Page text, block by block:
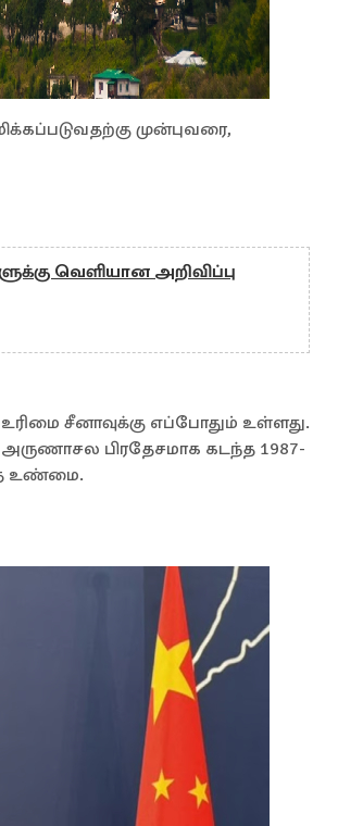
முன்புவரை,
வெளியான அறிவிப்பு
சீனாவுக்கு எப்போதும் உள்ளது.
பிரதேசமாக கடந்த 1987-
உண்மை.